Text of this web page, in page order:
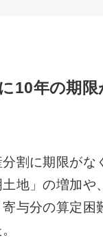
10年の期
分割に期限がな
地」の増加や
与分の算定困